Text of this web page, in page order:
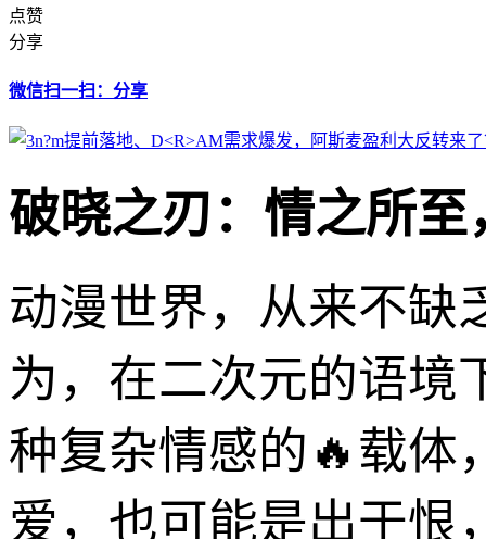
点赞
分享
微信扫一扫：分享
破晓之刃：情之所至
动漫世界，从来不缺
为，在二次元的语境
种复杂情感的🔥载体
爱，也可能是出于恨